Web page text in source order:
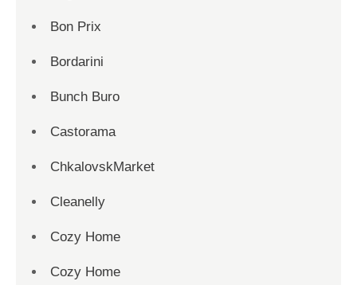
Bon Prix
Bordarini
Bunch Buro
Castorama
ChkalovskMarket
Cleanelly
Cozy Home
Cozy Home